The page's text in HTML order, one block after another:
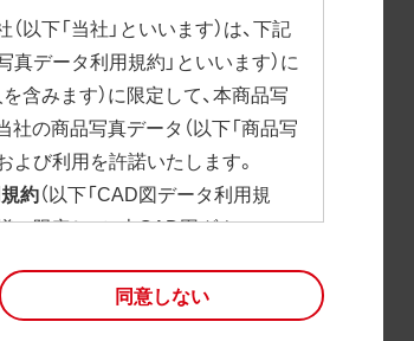
下「当社」といいます）は、下記
真データ利用規約」といいます）に
含みます）に限定して、本商品写
の商品写真データ（以下「商品写
よび利用を許諾いたします。
約（以下「CAD図データ利用規
に限定して、本CAD図ダウンロー
れた場合、商品写真データ利用規
同意しない